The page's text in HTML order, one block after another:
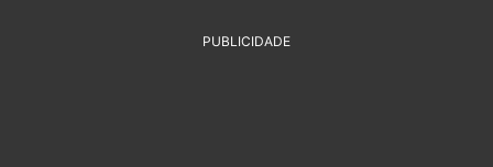
PUBLICIDADE